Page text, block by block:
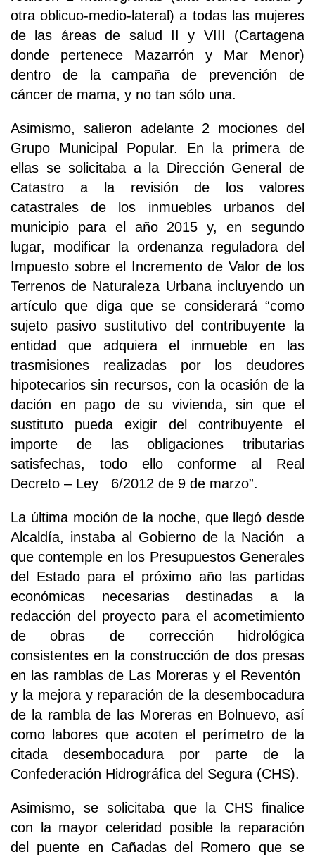
otra oblicuo-medio-lateral) a todas las mujeres
de las áreas de salud II y VIII (Cartagena
donde pertenece Mazarrón y Mar Menor)
dentro de la campaña de prevención de
cáncer de mama, y no tan sólo una.
Asimismo, salieron adelante 2 mociones del
Grupo Municipal Popular. En la primera de
ellas se solicitaba a la Dirección General de
Catastro a la revisión de los valores
catastrales de los inmuebles urbanos del
municipio para el año 2015 y, en segundo
lugar, modificar la ordenanza reguladora del
Impuesto sobre el Incremento de Valor de los
Terrenos de Naturaleza Urbana incluyendo un
artículo que diga que se considerará “como
sujeto pasivo sustitutivo del contribuyente la
entidad que adquiera el inmueble en las
trasmisiones realizadas por los deudores
hipotecarios sin recursos, con la ocasión de la
dación en pago de su vivienda, sin que el
sustituto pueda exigir del contribuyente el
importe de las obligaciones tributarias
satisfechas, todo ello conforme al Real
Decreto – Ley 6/2012 de 9 de marzo”.
La última moción de la noche, que llegó desde
Alcaldía, instaba al Gobierno de la Nación a
que contemple en los Presupuestos Generales
del Estado para el próximo año las partidas
económicas necesarias destinadas a la
redacción del proyecto para el acometimiento
de obras de corrección hidrológica
consistentes en la construcción de dos presas
en las ramblas de Las Moreras y el Reventón
y la mejora y reparación de la desembocadura
de la rambla de las Moreras en Bolnuevo, así
como labores que acoten el perímetro de la
citada desembocadura por parte de la
Confederación Hidrográfica del Segura (CHS).
Asimismo, se solicitaba que la CHS finalice
con la mayor celeridad posible la reparación
del puente en Cañadas del Romero que se